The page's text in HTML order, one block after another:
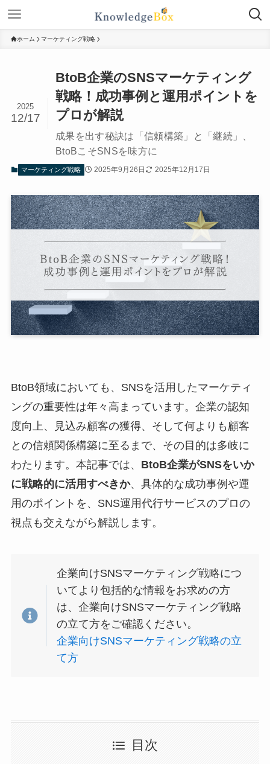
ホーム マーケティング戦略
BtoB企業のSNSマーケティング
戦略！成功事例と運用ポイントを
プロが解説
成果を出す秘訣は「信頼構築」と「継続」、
BtoBこそSNSを味方に
2025
12/17
マーケティング戦略 2025年9月26日 2025年12月17日
BtoB領域においても、SNSを活用したマーケティ
ングの重要性は年々高まっています。企業の認知
度向上、見込み顧客の獲得、そして何よりも顧客
との信頼関係構築に至るまで、その目的は多岐に
わたります。本記事では、 BtoB企業がSNSをいか
に戦略的に活用すべきか、具体的な成功事例や運
用のポイントを、SNS運用代行サービスのプロの
視点も交えながら解説します。
企業向けSNSマーケティング戦略につ
いてより包括的な情報をお求めの方
は、企業向けSNSマーケティング戦略
の立て方をご確認ください。
企業向けSNSマーケティング戦略の立
て方
目次